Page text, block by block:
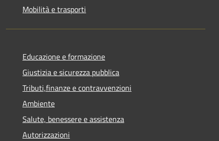
Mobilità e trasporti
Educazione e formazione
Giustizia e sicurezza pubblica
Tributi,finanze e contravvenzioni
Ambiente
Salute, benessere e assistenza
Autorizzazioni